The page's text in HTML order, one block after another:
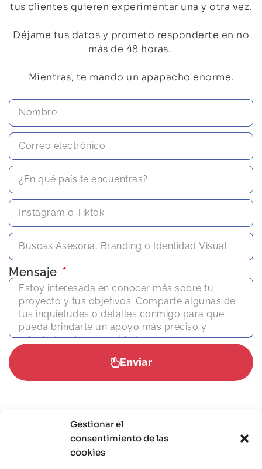
Gestionar el
consentimiento de las
cookies
tus clientes quieren experimentar una y otra vez.
Déjame tus datos y prometo responderte en no
más de 48 horas.
Mientras, te mando un apapacho enorme.
Mensaje
Enviar